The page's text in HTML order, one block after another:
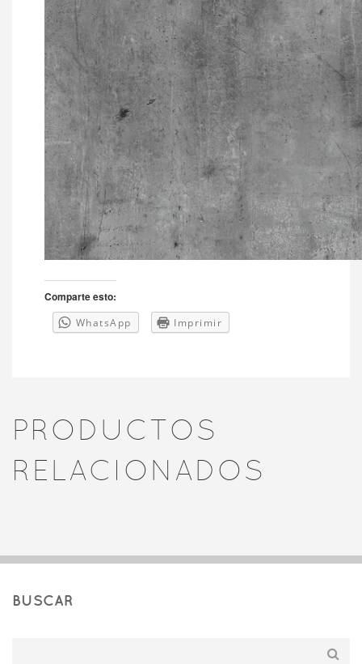
Comparte esto:
WhatsApp Imprimir
PRODUCTOS
RELACIONADOS
BUSCAR